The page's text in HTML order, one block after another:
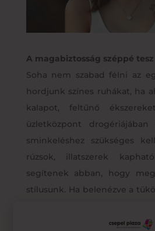
A magabiztosság széppé tesz
Soha nem szabad félni az
hordjunk színes ruhákat, ha
kalapot, feltűnő
üzletközpont drogériájában
sminkeléshez szükséges
rúzsok, illatszerek
segítenek abban, hogy
stílusunk. Ha belenézve a
emberek pedig mindig